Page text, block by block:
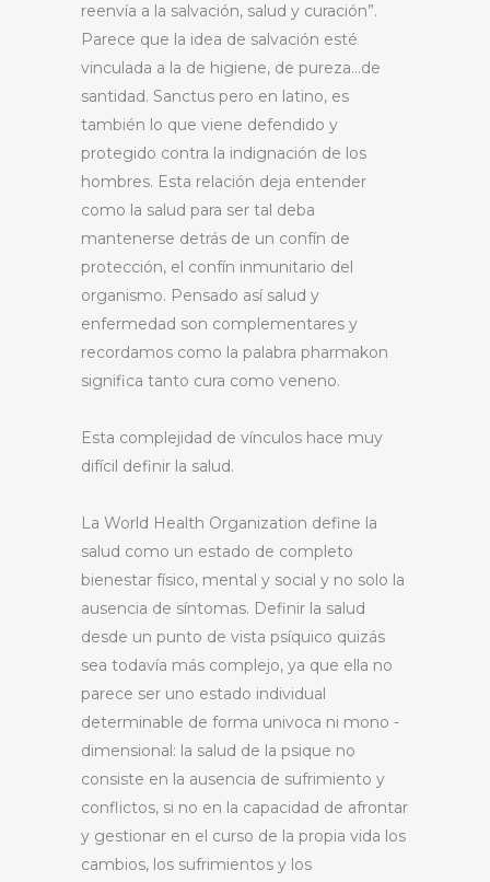
reenvía a la salvación, salud y curación”.
Parece que la idea de salvación esté
vinculada a la de higiene, de pureza…de
santidad. Sanctus pero en latino, es
también lo que viene defendido y
protegido contra la indignación de los
hombres. Esta relación deja entender
como la salud para ser tal deba
mantenerse detrás de un confín de
protección, el confín inmunitario del
organismo. Pensado así salud y
enfermedad son complementares y
recordamos como la palabra pharmakon
significa tanto cura como veneno.
Esta complejidad de vínculos hace muy
difícil definir la salud.
La World Health Organization define la
salud como un estado de completo
bienestar físico, mental y social y no solo la
ausencia de síntomas. Definir la salud
desde un punto de vista psíquico quizás
sea todavía más complejo, ya que ella no
parece ser uno estado individual
determinable de forma univoca ni mono -
dimensional: la salud de la psique no
consiste en la ausencia de sufrimiento y
conflictos, si no en la capacidad de afrontar
y gestionar en el curso de la propia vida los
cambios, los sufrimientos y los